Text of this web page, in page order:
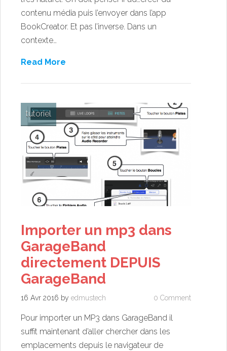
contenu média puis l’envoyer dans l’app
BookCreator. Et pas l’inverse. Dans un
contexte…
Read More
tutoriel
Importer un mp3 dans
GarageBand
directement DEPUIS
GarageBand
16 Avr 2016 by edmustech 0 Comment
Pour importer un MP3 dans GarageBand il
suffit maintenant d’aller chercher dans les
emplacements depuis le navigateur de